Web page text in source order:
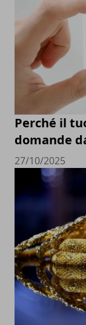
Perché il
domande
27/10/2025